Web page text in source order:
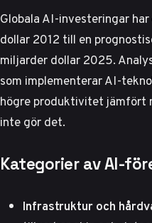
Globala AI-investeringar
dollar 2012 till en
miljarder dollar 2025.
som implementerar AI-
högre produktivitet jämfört
inte gör det.
Kategorier av AI-
Infrastruktur och